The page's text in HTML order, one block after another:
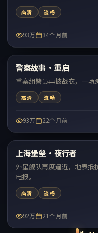
高清 流畅
93万 34个月前
热门
警察故事·重启
重案组警员再披战衣，一场
高清 流畅
93万 22个月前
热门
上海堡垒·夜行者
外星舰队再度逼近，地表抵
电报。
高清 流畅
92万 21个月前